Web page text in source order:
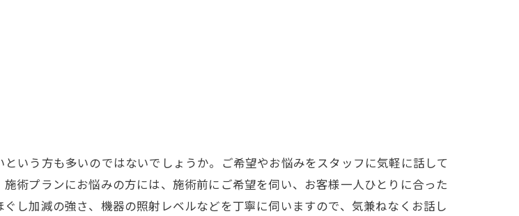
いう方も多いのではないでしょうか。ご希望やお悩みをスタッフに気軽に話して
術プランにお悩みの方には、施術前にご希望を伺い、お客様一人ひとりに合った
し加減の強さ、機器の照射レベルなどを丁寧に伺いますので、気兼ねなくお話し